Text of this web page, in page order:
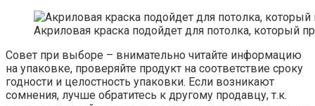
Акриловая краска подойдет для потолка, который
Совет при выборе – внимательно читайте информацию
на упаковке, проверяйте продукт на соответствие сроку
годности и целостность упаковки. Если возникают
сомнения, лучше обратитесь к другому продавцу, т.к.